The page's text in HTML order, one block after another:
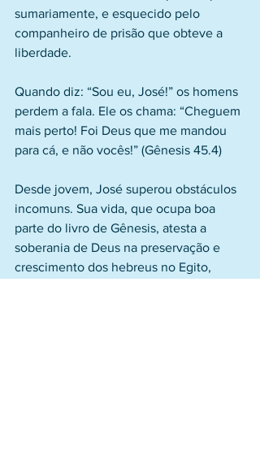
sumariamente, e esquecido pelo
companheiro de prisão que obteve a
liberdade.
Quando diz: “Sou eu, José!” os homens
perdem a fala. Ele os chama: “Cheguem
mais perto! Foi Deus que me mandou
para cá, e não vocês!” (Gênesis 45.4)
Desde jovem, José superou obstáculos
incomuns. Sua vida, que ocupa boa
parte do livro de Gênesis, atesta a
soberania de Deus na preservação e
crescimento dos hebreus no Egito,